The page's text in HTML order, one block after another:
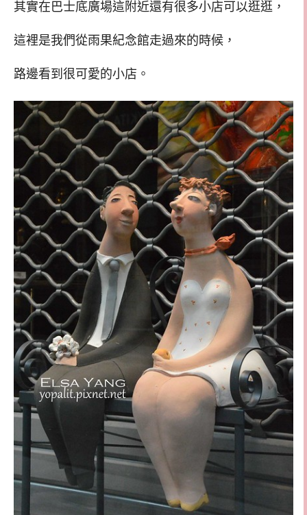
其實在巴士底廣場這附近還有很多小店可以逛逛，
這裡是我們從雨果紀念館走過來的時候，
路邊看到很可愛的小店。